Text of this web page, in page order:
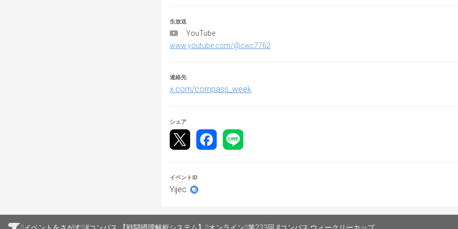
■カスタムバトル設定事項
※公式ルールを採用
・LV最小値 : 50
・LV最大値 : 50
・シーズンカード禁止：オン
・イベントカード禁止：オン
▼試合設定
・観戦者数：0
※観戦人数は手動で0人にする事
▼ヒーロー制限
・チーム内ロールかぶり禁止：オン
生放送
YouTube
www.youtube.com/@cwc7762
連絡先
x.com/compass_week
シェア
イベントID
Yijec